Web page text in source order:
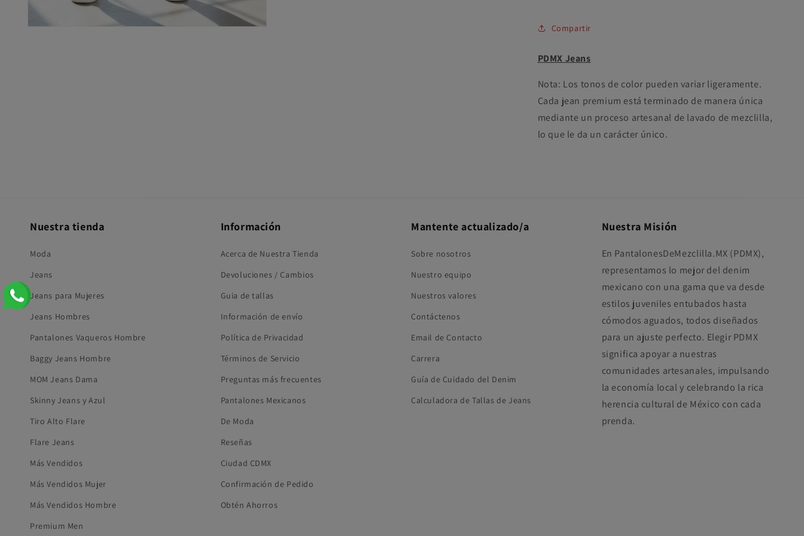
Compartir
PDMX Jeans
Nota: Los tonos de color pueden variar ligeramente.
Cada jean premium está terminado de manera única
mediante un proceso artesanal de lavado de mezclilla,
lo que le da un carácter único.
Nuestra tienda
Moda
Jeans
Jeans para Mujeres
Jeans Hombres
Pantalones Vaqueros Hombre
Baggy Jeans Hombre
MOM Jeans Dama
Skinny Jeans y Azul
Tiro Alto Flare
Flare Jeans
Más Vendidos
Más Vendidos Mujer
Más Vendidos Hombre
Premium Men
Información
Acerca de Nuestra Tienda
Devoluciones / Cambios
Guia de tallas
Información de envío
Política de Privacidad
Términos de Servicio
Preguntas más frecuentes
Pantalones Mexicanos
De Moda
Reseñas
Ciudad CDMX
Confirmación de Pedido
Obtén Ahorros
Mantente actualizado/a
Sobre nosotros
Nuestro equipo
Nuestros valores
Contáctenos
Email de Contacto
Carrera
Guía de Cuidado del Denim
Calculadora de Tallas de Jeans
Nuestra Misión
En PantalonesDeMezclilla.MX (PDMX),
representamos lo mejor del denim
mexicano con una gama que va desde
estilos juveniles entubados hasta
cómodos aguados, todos diseñados
para un ajuste perfecto. Elegir PDMX
significa apoyar a nuestras
comunidades artesanales, impulsando
la economía local y celebrando la rica
herencia cultural de México con cada
prenda.